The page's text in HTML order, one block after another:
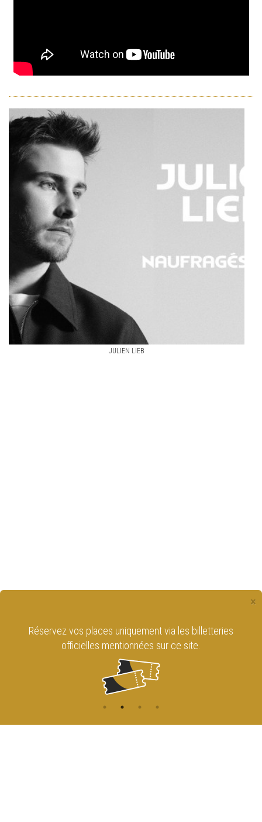
JULIEN LIEB
×
Réservez vos places uniquement via les billetteries
officielles mentionnées sur ce site.